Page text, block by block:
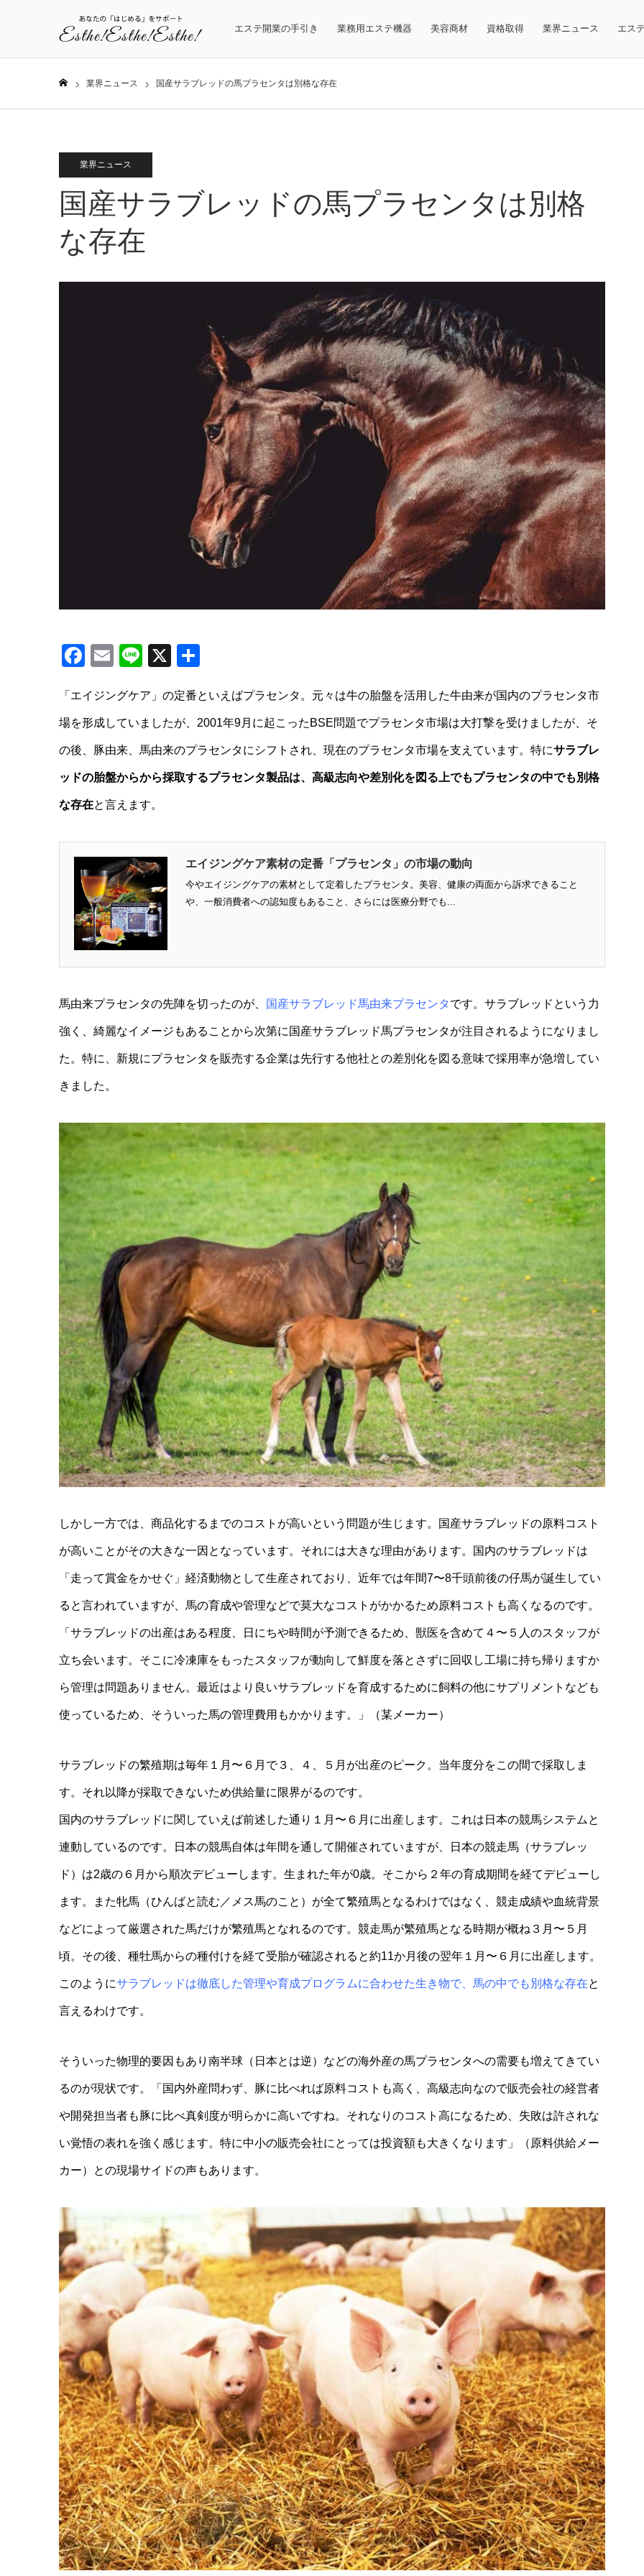
エステ開業の手引き 業務用エステ機器 美容商材 資格取得 業界ニュース エス
業界ニュース 国産サラブレッドの馬プラセンタは別格な存在
業界ニュース
国産サラブレッドの馬プラセンタは別格
な存在
Facebook
EmailLine
X
「エイジングケア」の定番といえばプラセンタ。元々は牛の胎盤を活用した牛由来が国内のプラセンタ市
場を形成していましたが、2001年9月に起こったBSE問題でプラセンタ市場は大打撃を受けましたが、そ
の後、豚由来、馬由来のプラセンタにシフトされ、現在のプラセンタ市場を支えています。特にサラブレ
ッドの胎盤からから採取するプラセンタ製品は、高級志向や差別化を図る上でもプラセンタの中でも別格
な存在と言えます。
エイジングケア素材の定番「プラセンタ」の市場の動向
今やエイジングケアの素材として定着したプラセンタ。美容、健康の両面から訴求できること
や、一般消費者への認知度もあること、さらには医療分野でも...
馬由来プラセンタの先陣を切ったのが、 国産サラブレッド馬由来プラセンタです。サラブレッドという力
強く、綺麗なイメージもあることから次第に国産サラブレッド馬プラセンタが注目されるようになりまし
た。特に、新規にプラセンタを販売する企業は先行する他社との差別化を図る意味で採用率が急増してい
きました。
しかし一方では、商品化するまでのコストが高いという問題が生じます。国産サラブレッドの原料コスト
が高いことがその大きな一因となっています。それには大きな理由があります。国内のサラブレッドは
「走って賞金をかせぐ」経済動物として生産されており、近年では年間7〜8千頭前後の仔馬が誕生してい
ると言われていますが、馬の育成や管理などで莫大なコストがかかるため原料コストも高くなるのです。
「サラブレッドの出産はある程度、日にちや時間が予測できるため、獣医を含めて４〜５人のスタッフが
立ち会います。そこに冷凍庫をもったスタッフが動向して鮮度を落とさずに回収し工場に持ち帰りますか
ら管理は問題ありません。最近はより良いサラブレッドを育成するために飼料の他にサプリメントなども
使っているため、そういった馬の管理費用もかかります。」（某メーカー）
サラブレッドの繁殖期は毎年１月〜６月で３、４、５月が出産のピーク。当年度分をこの間で採取しま
す。それ以降が採取できないため供給量に限界がるのです。
国内のサラブレッドに関していえば前述した通り１月〜６月に出産します。これは日本の競馬システムと
連動しているのです。日本の競馬自体は年間を通して開催されていますが、日本の競走馬（サラブレッ
ド）は2歳の６月から順次デビューします。生まれた年が0歳。そこから２年の育成期間を経てデビューし
ます。また牝馬（ひんばと読む／メス馬のこと）が全て繁殖馬となるわけではなく、競走成績や血統背景
などによって厳選された馬だけが繁殖馬となれるのです。競走馬が繁殖馬となる時期が概ね３月〜５月
頃。その後、種牡馬からの種付けを経て受胎が確認されると約11か月後の翌年１月〜６月に出産します。
このようにサラブレッドは徹底した管理や育成プログラムに合わせた生き物で、馬の中でも別格な存在と
言えるわけです。
そういった物理的要因もあり南半球（日本とは逆）などの海外産の馬プラセンタへの需要も増えてきてい
るのが現状です。「国内外産問わず、豚に比べれば原料コストも高く、高級志向なので販売会社の経営者
や開発担当者も豚に比べ真剣度が明らかに高いですね。それなりのコスト高になるため、失敗は許されな
い覚悟の表れを強く感じます。特に中小の販売会社にとっては投資額も大きくなります」（原料供給メー
カー）との現場サイドの声もあります。